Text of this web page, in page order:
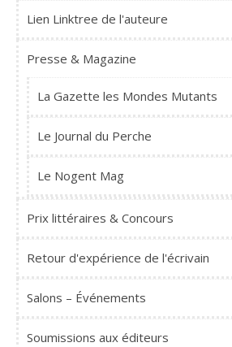
Lien Linktree de l'auteure
Presse & Magazine
La Gazette les Mondes Mutants
Le Journal du Perche
Le Nogent Mag
Prix littéraires & Concours
Retour d'expérience de l'écrivain
Salons – Événements
Soumissions aux éditeurs